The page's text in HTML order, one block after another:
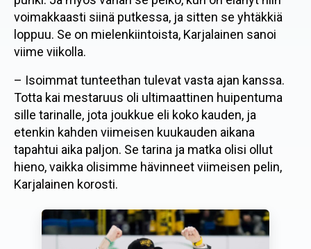
voimakkaasti siinä putkessa, ja sitten se yhtäkkiä
loppuu. Se on mielenkiintoista, Karjalainen sanoi
viime viikolla.
– Isoimmat tunteethan tulevat vasta ajan kanssa.
Totta kai mestaruus oli ultimaattinen huipentuma
sille tarinalle, jota joukkue eli koko kauden, ja
etenkin kahden viimeisen kuukauden aikana
tapahtui aika paljon. Se tarina ja matka olisi ollut
hieno, vaikka olisimme hävinneet viimeisen pelin,
Karjalainen korosti.